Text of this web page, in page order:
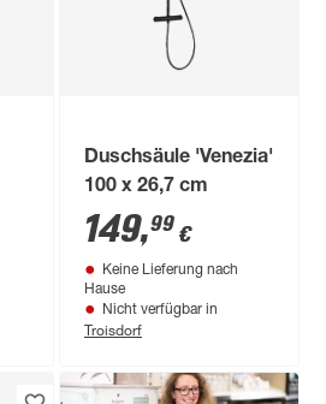
Duschsäule 'Venezia'
100 x 26,7 cm
149,99 €
Keine Lieferung nach
Hause
Nicht verfügbar in
Troisdorf